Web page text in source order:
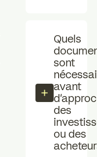
Quels
sont
avant
des
ou des